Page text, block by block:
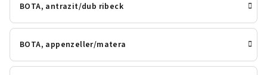
BOTA, antrazit/dub ribeck
BOTA, appenzeller/matera